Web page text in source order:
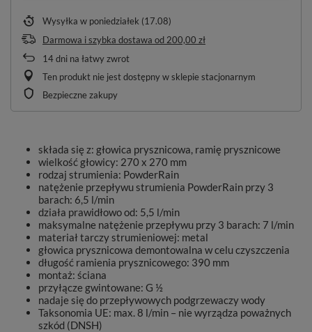
Wysyłka w poniedziałek (17.08)
Darmowa i szybka dostawa od 200,00 zł
14dni na łatwy zwrot
Ten produkt nie jest dostępny w sklepie stacjonarnym
Bezpieczne zakupy
składa się z: głowica prysznicowa, ramię prysznicowe
wielkość głowicy: 270 x 270 mm
rodzaj strumienia: PowderRain
natężenie przepływu strumienia PowderRain przy 3
barach: 6,5 l/min
działa prawidłowo od: 5,5 l/min
maksymalne natężenie przepływu przy 3 barach: 7 l/min
materiał tarczy strumieniowej: metal
głowica prysznicowa demontowalna w celu czyszczenia
długość ramienia prysznicowego: 390 mm
montaż: ściana
przyłącze gwintowane: G ½
nadaje się do przepływowych podgrzewaczy wody
Taksonomia UE: max. 8 l/min – nie wyrządza poważnych
szkód (DNSH)